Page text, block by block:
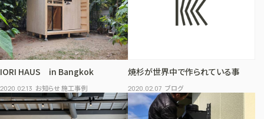
IORI HAUS in Bangkok
2020.02.13 お知らせ 施工事例
焼杉が世界中で作られている事
2020.02.07 ブログ